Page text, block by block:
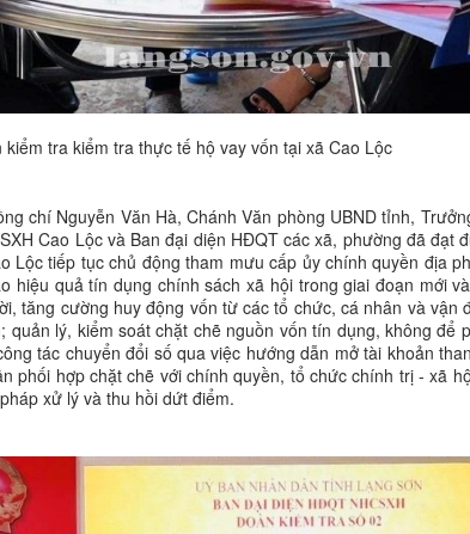
kiểm tra kiểm tra thực tế hộ vay vốn tại xã Cao Lộc
chí Nguyễn Văn Hà, Chánh Văn phòng UBND tỉnh,
Cao Lộc và Ban đại diện HĐQT các xã, phường đã đạt
Lộc tiếp tục chủ động tham mưu cấp ủy chính quyền địa
hiệu quả tín dụng chính sách xã hội trong giai đoạn mới
tăng cường huy động vốn từ các tổ chức, cá nhân và vận
lý, kiểm soát chặt chẽ nguồn vốn tín dụng, không để
tác chuyển đổi số qua việc hướng dẫn mở tài khoản
phối hợp chặt chẽ với chính quyền, tổ chức chính trị - xã
xử lý và thu hồi dứt điểm.